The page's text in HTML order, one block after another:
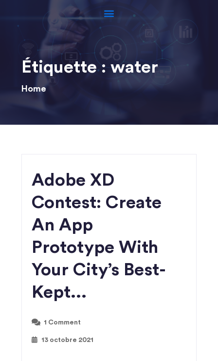
Étiquette :water
Home
Adobe XD
Contest: Create
An App
Prototype With
Your City’s Best-
Kept...
1 Comment
13 octobre 2021